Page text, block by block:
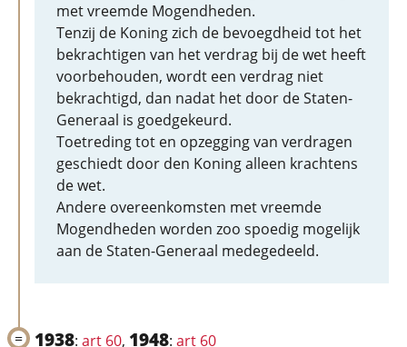
met vreemde Mogendheden.
Tenzij de Koning zich de bevoegdheid tot het
bekrachtigen van het verdrag bij de wet heeft
voorbehouden, wordt een verdrag niet
bekrachtigd, dan nadat het door de Staten-
Generaal is goedgekeurd.
Toetreding tot en opzegging van verdragen
geschiedt door den Koning alleen krachtens
de wet.
Andere overeenkomsten met vreemde
Mogendheden worden zoo spoedig mogelijk
aan de Staten-Generaal medegedeeld.
1938: art 60, 1948: art 60